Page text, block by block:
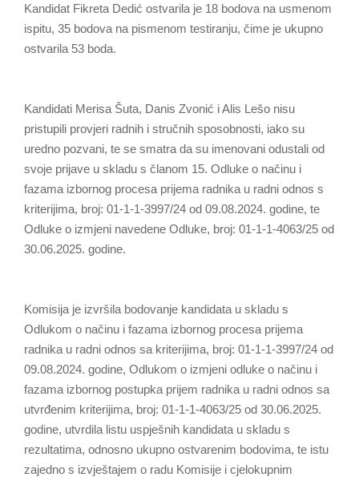
Kandidat Fikreta Dedić ostvarila je 18 bodova na usmenom
ispitu, 35 bodova na pismenom testiranju, čime je ukupno
ostvarila 53 boda.
Kandidati Merisa Šuta, Danis Zvonić i Alis Lešo nisu
pristupili provjeri radnih i stručnih sposobnosti, iako su
uredno pozvani, te se smatra da su imenovani odustali od
svoje prijave u skladu s članom 15. Odluke o načinu i
fazama izbornog procesa prijema radnika u radni odnos s
kriterijima, broj: 01-1-1-3997/24 od 09.08.2024. godine, te
Odluke o izmjeni navedene Odluke, broj: 01-1-1-4063/25 od
30.06.2025. godine.
Komisija je izvršila bodovanje kandidata u skladu s
Odlukom o načinu i fazama izbornog procesa prijema
radnika u radni odnos sa kriterijima, broj: 01-1-1-3997/24 od
09.08.2024. godine, Odlukom o izmjeni odluke o načinu i
fazama izbornog postupka prijem radnika u radni odnos sa
utvrđenim kriterijima, broj: 01-1-1-4063/25 od 30.06.2025.
godine, utvrdila listu uspješnih kandidata u skladu s
rezultatima, odnosno ukupno ostvarenim bodovima, te istu
zajedno s izvještajem o radu Komisije i cjelokupnim